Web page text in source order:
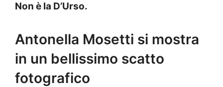
Non è la D’Urso.
Antonella Mosetti si mostra
in un bellissimo scatto
fotografico